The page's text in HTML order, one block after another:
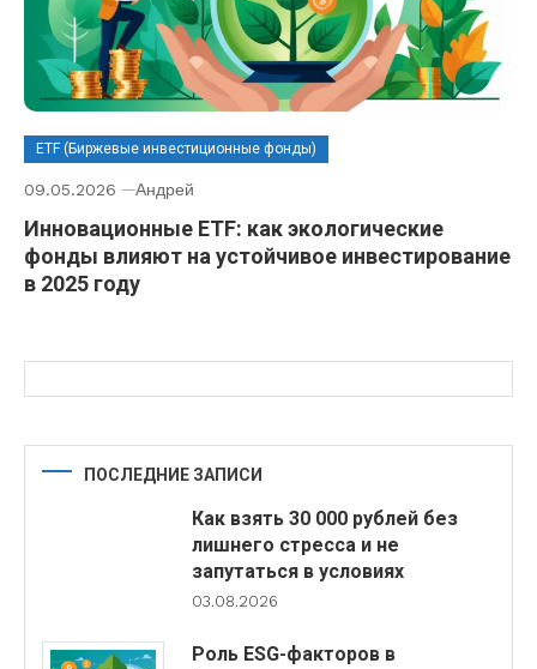
ETF (Биржевые инвестиционные фонды)
09.05.2026 Андрей
Инновационные ETF: как экологические
фонды влияют на устойчивое инвестирование
в 2025 году
ПОСЛЕДНИЕ ЗАПИСИ
Как взять 30 000 рублей без
лишнего стресса и не
запутаться в условиях
03.08.2026
Роль ESG-факторов в